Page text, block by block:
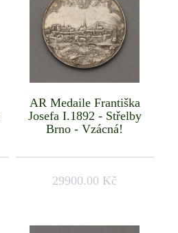
AR Medaile Františka
Josefa I.1892 - Střelby
Brno - Vzácná!
29900.00 Kč